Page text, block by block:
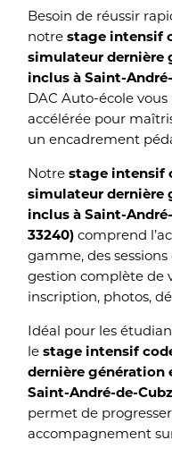
Besoin de réussir
notre stage intensif
simulateur dernière
inclus à Saint-
DAC Auto-école
accélérée pour
un encadrement
Notre stage intensif
simulateur dernière
inclus à Saint-
33240) comprend
gamme, des
gestion complète de
inscription, photos,
Idéal pour les
le stage intensif
dernière génération
Saint-André-de-
permet de
accompagnement